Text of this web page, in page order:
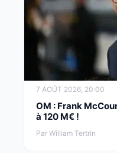
7 AOÛT 2026, 20:00
OM : Frank
à 120 M€ !
Par William Tertrin